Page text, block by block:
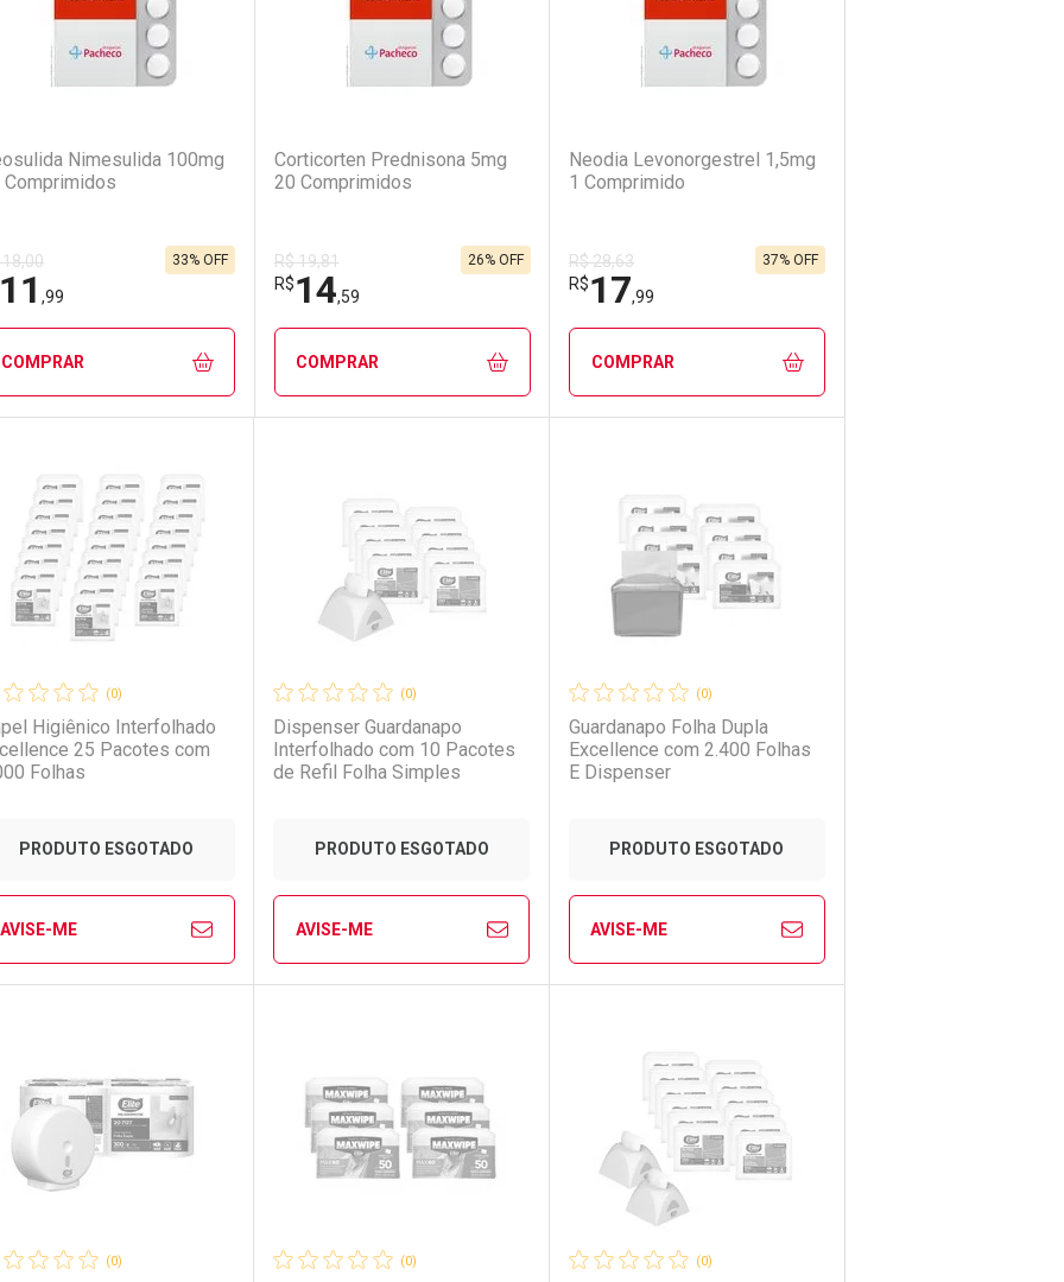
Nimesulida 100mg
Comprimidos
18,00
11 ,99
33% OFF
COMPRAR
Ativar Desconto
Comprar sem Desconto
Menos
Comprar sem Desconto
Corticorten Prednisona 5mg
20 Comprimidos
R$ 19,81
R$14,59
26% OFF
COMPRAR
Laboratório
Ativar Desconto
Comprar sem Desconto
Por Menos
Comprar sem Desconto
Neodia Levonorgestrel 1,5mg
1 Comprimido
R$ 28,63
R$17,99
37% OFF
COMPRAR
Laboratório
Ativar Desconto
Comprar sem Desconto
Por Menos
Comprar sem Desconto
(0)
Higiênico Interfolhado
25 Pacotes com
Folhas
PRODUTO ESGOTADO
AVISE-ME
Menos
(0)
Dispenser Guardanapo
Interfolhado com 10 Pacotes
de Refil Folha Simples
PRODUTO ESGOTADO
AVISE-ME
(0)
Guardanapo Folha Dupla
Excellence com 2.400 Folhas
E Dispenser
PRODUTO ESGOTADO
AVISE-ME
Laboratório
Por Menos
(0) (0) (0)